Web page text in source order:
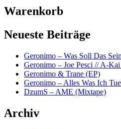
Warenkorb
Neueste Beiträge
Geronimo – Was Soll Das
Geronimo – Joe Pesci // A-
Geronimo & Trane (EP)
Geronimo – Alles Was Ich
DzumS – AME (Mixtape)
Archiv